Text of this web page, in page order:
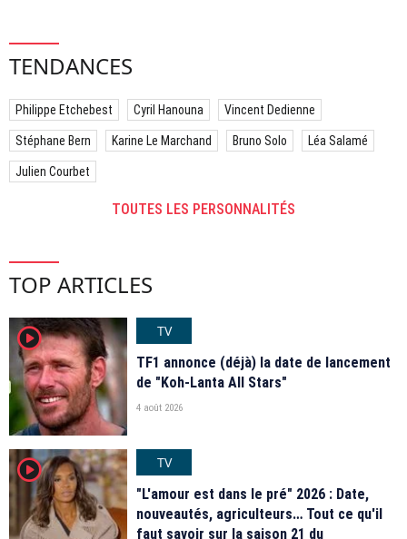
TENDANCES
Philippe Etchebest Cyril Hanouna Vincent Dedienne
Stéphane Bern Karine Le Marchand Bruno Solo Léa Salamé
Julien Courbet
TOUTES LES PERSONNALITÉS
TOP ARTICLES
player2
TV
TF1 annonce (déjà) la date de lancement
de "Koh-Lanta All Stars"
4 août 2026
player2
TV
"L'amour est dans le pré" 2026 : Date,
nouveautés, agriculteurs… Tout ce qu'il
faut savoir sur la saison 21 du